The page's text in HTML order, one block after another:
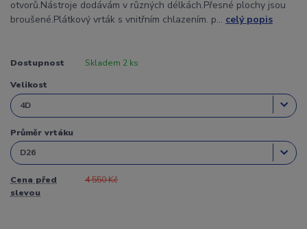
otvorů.Nástroje dodávám v různých délkách.Přesné plochy jsou
broušené.Plátkový vrták s vnitřním chlazením. p... celý popis
Dostupnost Skladem 2 ks
Velikost
Průměr vrtáku
Cena před
slevou
4 550 Kč